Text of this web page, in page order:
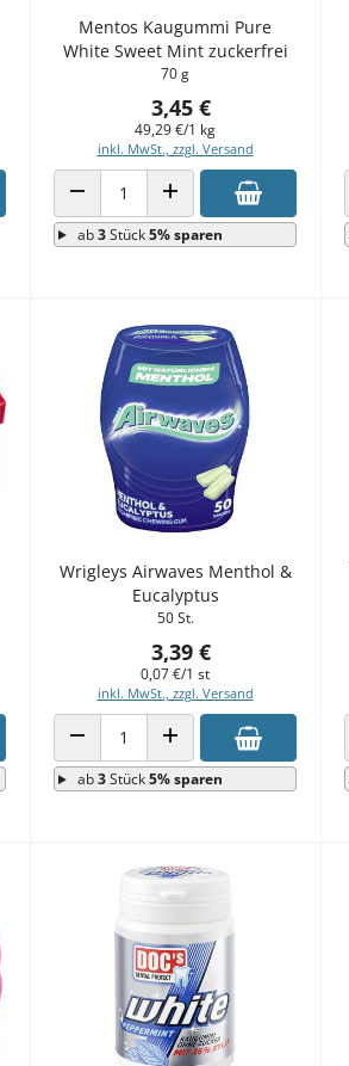
Mentos Kaugummi Pure
White Sweet Mint zuckerfrei
70 g
3,45 €
49,29 €/1 kg
inkl. MwSt., zzgl. Versand
ANZAHL VERRINGERNANZAHL ERHÖHEN
ab3Stück5% sparen
Wrigleys Airwaves Menthol &
Eucalyptus
50 St.
3,39 €
0,07 €/1 st
inkl. MwSt., zzgl. Versand
ANZAHL VERRINGERNANZAHL ERHÖHEN
ab3Stück5% sparen